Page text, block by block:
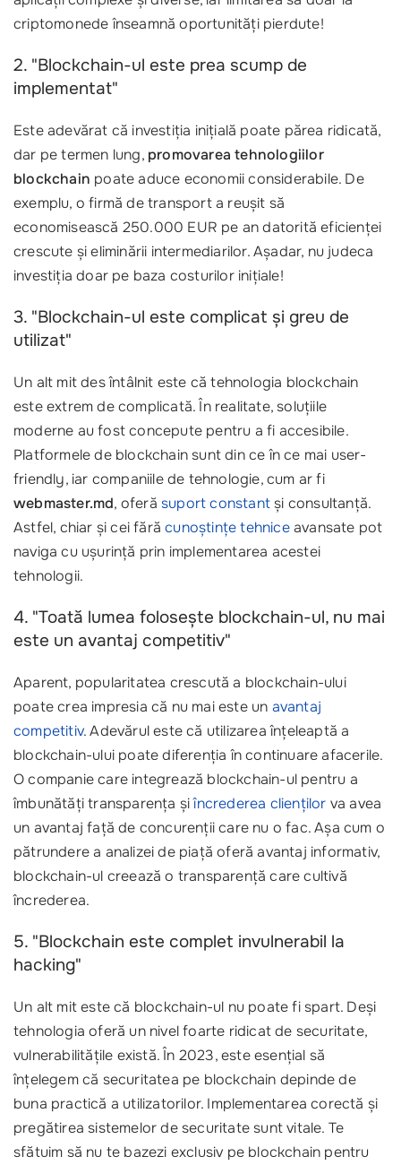
criptomonede înseamnă oportunități pierdute!
2. "Blockchain-ul este prea scump de
implementat"
Este adevărat că investiția inițială poate părea ridicată,
dar pe termen lung, promovarea tehnologiilor
blockchain poate aduce economii considerabile. De
exemplu, o firmă de transport a reușit să
economisească 250.000 EUR pe an datorită eficienței
crescute și eliminării intermediarilor. Așadar, nu judeca
investiția doar pe baza costurilor inițiale!
3. "Blockchain-ul este complicat și greu de
utilizat"
Un alt mit des întâlnit este că tehnologia blockchain
este extrem de complicată. În realitate, soluțiile
moderne au fost concepute pentru a fi accesibile.
Platformele de blockchain sunt din ce în ce mai user-
friendly, iar companiile de tehnologie, cum ar fi
webmaster.md, oferăsuport constantși consultanță.
Astfel, chiar și cei fărăcunoștințe tehniceavansate pot
naviga cu ușurință prin implementarea acestei
tehnologii.
4. "Toată lumea folosește blockchain-ul, nu mai
este un avantaj competitiv"
Aparent, popularitatea crescută a blockchain-ului
poate crea impresia că nu mai este un avantaj
competitiv. Adevărul este că utilizarea înțeleaptă a
blockchain-ului poate diferenția în continuare afacerile.
O companie care integrează blockchain-ul pentru a
îmbunătăți transparența șiîncrederea clienților va avea
un avantaj față de concurenții care nu o fac. Așa cum o
pătrundere a analizei de piață oferă avantaj informativ,
blockchain-ul creează o transparență care cultivă
încrederea.
5. "Blockchain este complet invulnerabil la
hacking"
Un alt mit este că blockchain-ul nu poate fi spart. Deși
tehnologia oferă un nivel foarte ridicat de securitate,
vulnerabilitățile există. În 2023, este esențial să
înțelegem că securitatea pe blockchain depinde de
buna practică a utilizatorilor. Implementarea corectă și
pregătirea sistemelor de securitate sunt vitale. Te
sfătuim să nu te bazezi exclusiv pe blockchain pentru